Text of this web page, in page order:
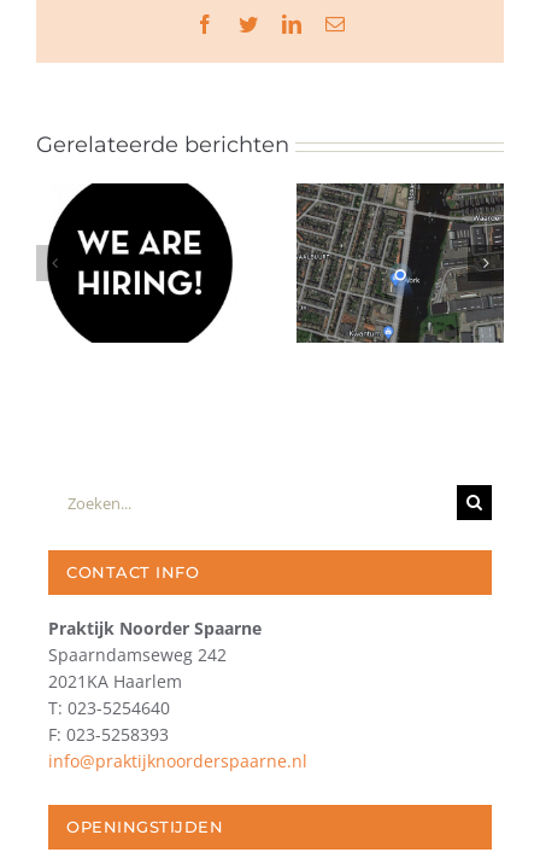
Facebook
TwitterLinkedIn
E-
Gerelateerde berichten
Zoeken
CONTACT INFO
Praktijk Noorder Spaarne
Spaarndamseweg 242
2021KA Haarlem
T: 023-5254640
F: 023-5258393
info@praktijknoorderspaarne.nl
OPENINGSTIJDEN